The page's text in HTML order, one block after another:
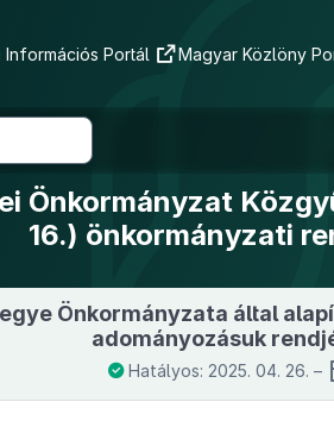
Portál Magyar Közlöny
Önkormányzat
16.) önkormányzati
Önkormányzata által
adományozásuk
Hatályos: 2025. 04. 26. –